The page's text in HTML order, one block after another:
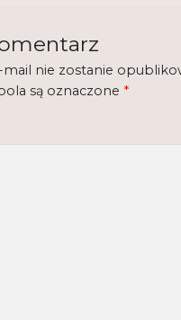
mail nie zostanie
są oznaczone *